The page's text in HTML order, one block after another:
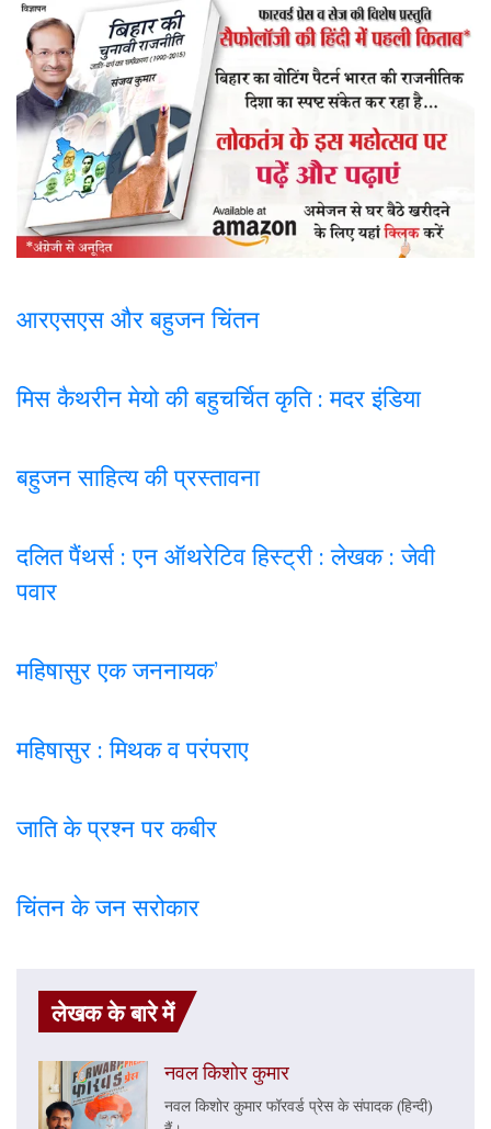
आरएसएस और बहुजन चिंतन
मिस कैथरीन मेयो की बहुचर्चित कृति : मदर इंडिया
बहुजन साहित्य की प्रस्तावना
दलित पैंथर्स : एन ऑथरेटिव हिस्ट्री : लेखक : जेवी
पवार
महिषासुर एक जननायक’
महिषासुर : मिथक व परंपराए
जाति के प्रश्न पर कबीर
चिंतन के जन सरोकार
लेखक के बारे में
नवल किशोर कुमार
नवल किशोर कुमार फॉरवर्ड प्रेस के संपादक (हिन्दी)